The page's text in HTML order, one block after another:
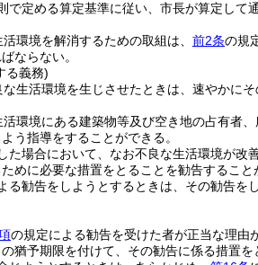
で定める算定基準に従い、市長が算定して
環境を解消するための取組は、 前2条の規
ならない。
る義務)
生活環境を生じさせたときは、速やかにそ
環境にある建築物等及び空き地の占有者
う指導をすることができる。
た場合において、なお不良な生活環境が改
めに必要な措置をとることを勧告すること
る勧告をしようとするときは、その勧告を
の規定による勧告を受けた者が正当な理由
猶予期限を付けて、その勧告に係る措置を